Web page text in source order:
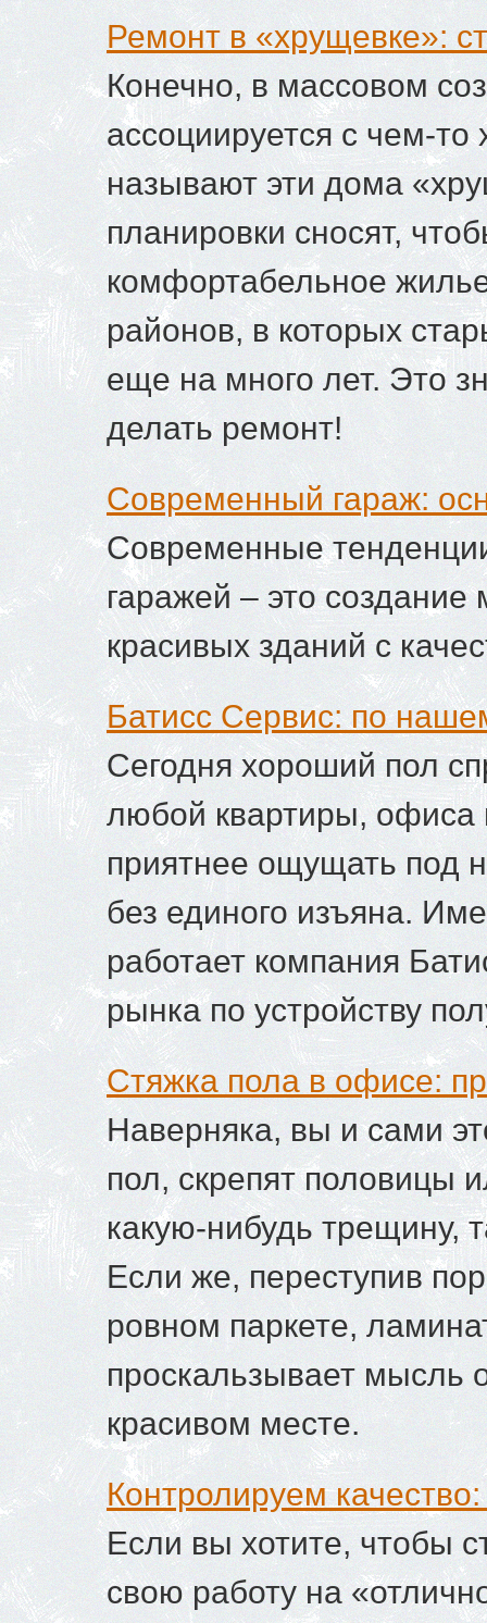
Ремонт в «хрущевке»:
Конечно, в массовом
ассоциируется с чем-
называют эти дома
планировки сносят,
комфортабельное
районов, в которых
еще на много лет. Это
делать ремонт!
Современный гараж:
Современные
гаражей – это
красивых зданий с
Батисс Сервис: по
Сегодня хороший пол
любой квартиры, офиса
приятнее ощущать под
без единого изъяна.
работает компания
рынка по устройству
Стяжка пола в офисе:
Наверняка, вы и сами
пол, скрепят половицы
какую-нибудь трещину,
Если же, переступив
ровном паркете,
проскальзывает мысль
красивом месте.
Контролируем
Если вы хотите, чтобы
свою работу на